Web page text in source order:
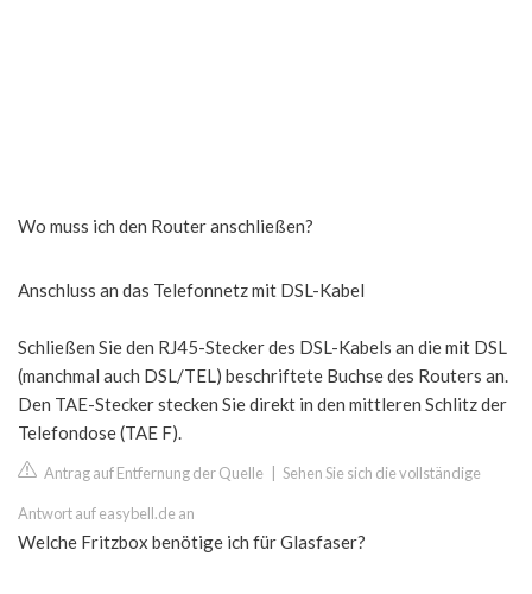
Wo muss ich den Router anschließen?
Anschluss an das Telefonnetz mit DSL-Kabel
Schließen Sie den RJ45-Stecker des DSL-Kabels an die mit DSL
(manchmal auch DSL/TEL) beschriftete Buchse des Routers an.
Den TAE-Stecker stecken Sie direkt in den mittleren Schlitz der
Telefondose (TAE F).
Antrag auf Entfernung der Quelle Sehen Sie sich die vollständige
Antwort auf easybell.de an
Welche Fritzbox benötige ich für Glasfaser?